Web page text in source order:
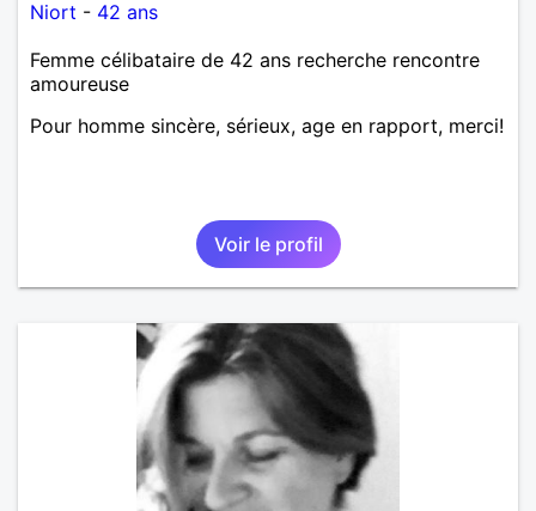
Niort - 42 ans
Femme célibataire de 42 ans recherche rencontre
amoureuse
Pour homme sincère, sérieux, age en rapport, merci!
Voir le profil